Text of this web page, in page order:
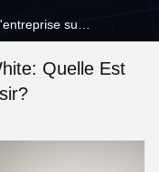
Quelle Est